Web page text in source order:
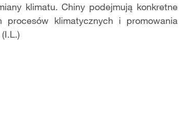
klimatu. Chiny podejmują konkretne
procesów klimatycznych i promowania